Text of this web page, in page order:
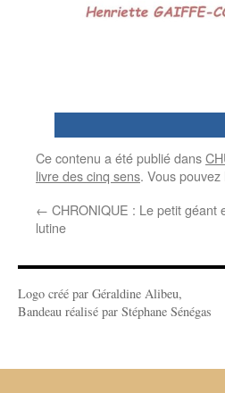
Ce contenu a été publié dans
livre des cinq sens. Vous
← CHRONIQUE : Le petit géant
lutine
Logo créé par Géraldine Alibeu,
Bandeau réalisé par Stéphane Sénégas